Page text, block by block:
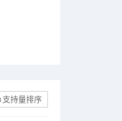
支持量排序